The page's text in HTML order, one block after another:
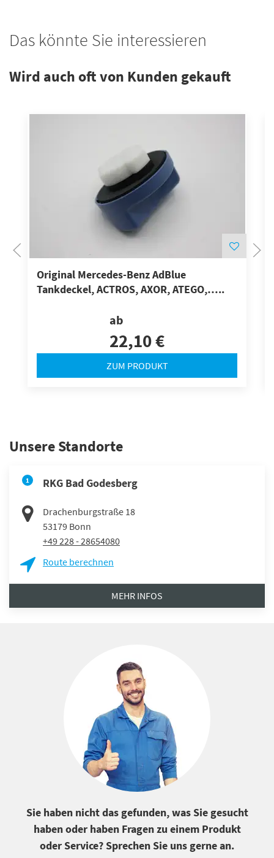
Das könnte Sie interessieren
Wird auch oft von Kunden gekauft
Original Mercedes-Benz AdBlue
Tankdeckel, ACTROS, AXOR, ATEGO,…..
ab
22,10 €
ZUM PRODUKT
Unsere Standorte
1 RKG Bad Godesberg
Drachenburgstraße 18
53179 Bonn
+49 228 - 28654080
Route berechnen
MEHR INFOS
Sie haben nicht das gefunden, was Sie gesucht
haben oder haben Fragen zu einem Produkt
oder Service? Sprechen Sie uns gerne an.